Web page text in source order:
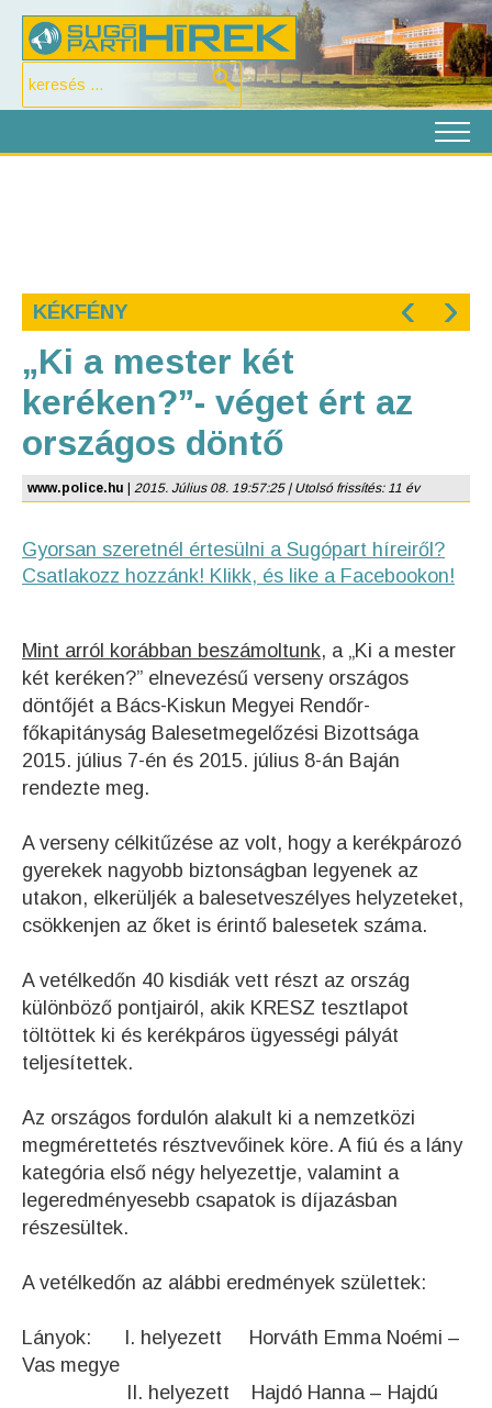
KÉKFÉNY ‹ ›
„Ki a mester két
keréken?”- véget ért az
országos döntő
www.police.hu 2015. Július 08. 19:57:25 | Utolsó frissítés: 11 év
Gyorsan szeretnél értesülni a Sugópart híreiről?
Csatlakozz hozzánk! Klikk, és like a Facebookon!
Mint arról korábban beszámoltunk, a „Ki a mester
két keréken?” elnevezésű verseny országos
döntőjét a Bács-Kiskun Megyei Rendőr-
főkapitányság Balesetmegelőzési Bizottsága
2015. július 7-én és 2015. július 8-án Baján
rendezte meg.
A verseny célkitűzése az volt, hogy a kerékpározó
gyerekek nagyobb biztonságban legyenek az
utakon, elkerüljék a balesetveszélyes helyzeteket,
csökkenjen az őket is érintő balesetek száma.
A vetélkedőn 40 kisdiák vett részt az ország
különböző pontjairól, akik KRESZ tesztlapot
töltöttek ki és kerékpáros ügyességi pályát
teljesítettek.
Az országos fordulón alakult ki a nemzetközi
megmérettetés résztvevőinek köre. A fiú és a lány
kategória első négy helyezettje, valamint a
legeredményesebb csapatok is díjazásban
részesültek.
A vetélkedőn az alábbi eredmények születtek:
Lányok: I. helyezett Horváth Emma Noémi –
Vas megye
II. helyezett Hajdó Hanna – Hajdú